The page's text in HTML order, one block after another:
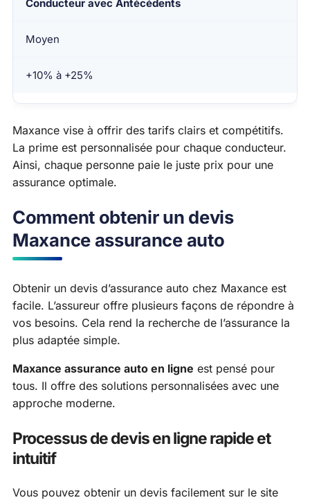
Conducteur avec Antécédents
Moyen
+10% à +25%
Maxance vise à offrir des tarifs clairs et compétitifs.
La prime est personnalisée pour chaque conducteur.
Ainsi, chaque personne paie le juste prix pour une
assurance optimale.
Comment obtenir un devis
Maxance assurance auto
Obtenir un devis d’assurance auto chez Maxance est
facile. L’assureur offre plusieurs façons de répondre à
vos besoins. Cela rend la recherche de l’assurance la
plus adaptée simple.
Maxance assurance auto en ligne est pensé pour
tous. Il offre des solutions personnalisées avec une
approche moderne.
Processus de devis en ligne rapide et
intuitif
Vous pouvez obtenir un devis facilement sur le site